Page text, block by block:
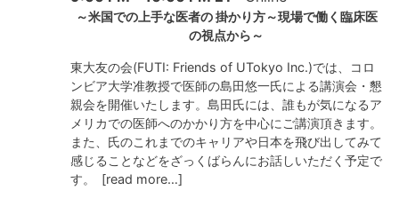
～米国での上手な医者の 掛かり方～現場で働く臨床医
の視点から～
東大友の会(FUTI: Friends of UTokyo Inc.)では、コロ
ンビア大学准教授で医師の島田悠一氏による講演会・懇
親会を開催いたします。島田氏には、誰もが気になるア
メリカでの医師へのかかり方を中心にご講演頂きます。
また、氏のこれまでのキャリアや日本を飛び出してみて
感じることなどをざっくばらんにお話しいただく予定で
す。 [read more…]